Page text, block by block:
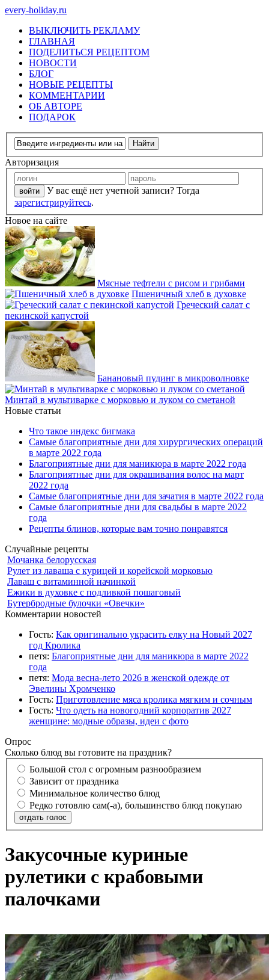
every-holiday.ru
ВЫКЛЮЧИТЬ РЕКЛАМУ
ГЛАВНАЯ
ПОДЕЛИТЬСЯ РЕЦЕПТОМ
НОВОСТИ
БЛОГ
НОВЫЕ РЕЦЕПТЫ
КОММЕНТАРИИ
ОБ АВТОРЕ
ПОДАРОК
Авторизация
У вас ещё нет учетной записи? Тогда
зарегистрируйтесь.
Новое на сайте
Мясные тефтели с рисом и грибами
Пшеничный хлеб в духовке
Греческий салат с
пекинской капустой
Банановый пудинг в микроволновке
Минтай в мультиварке с морковью и луком со сметаной
Новые статьи
Что такое индекс бигмака
Самые благоприятные дни для хирургических операций
в марте 2022 года
Благоприятные дни для маникюра в марте 2022 года
Благоприятные дни для окрашивания волос на март
2022 года
Самые благоприятные дни для зачатия в марте 2022 года
Самые благоприятные дни для свадьбы в марте 2022
года
Рецепты блинов, которые вам точно понравятся
Случайные рецепты
Мочанка белорусская
Рулет из лаваша с курицей и корейской морковью
Лаваш с витаминной начинкой
Ежики в духовке с подливкой пошаговый
Бутербродные булочки «Овечки»
Комментарии новостей
Гость: Как оригинально украсить елку на Новый 2027
год Кролика
петя: Благоприятные дни для маникюра в марте 2022
года
петя: Мода весна-лето 2026 в женской одежде от
Эвелины Хромченко
Гость: Приготовление мяса кролика мягким и сочным
Гость: Что одеть на новогодний корпоратив 2027
женщине: модные образы, идеи с фото
Опрос
Сколько блюд вы готовите на праздник?
Большой стол с огромным разнообразием
Зависит от праздника
Минимальное количество блюд
Редко готовлю сам(-а), большинство блюд покупаю
отдать голос
Закусочные куриные
рулетики с крабовыми
палочками